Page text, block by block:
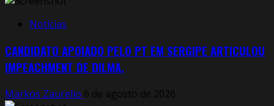
Notícias
CANDIDATO APOIADO PELO PT EM SERGIPE ARTICULOU
IMPEACHMENT DE DILMA.
Markos Zaurelio 6 de agosto de 2026